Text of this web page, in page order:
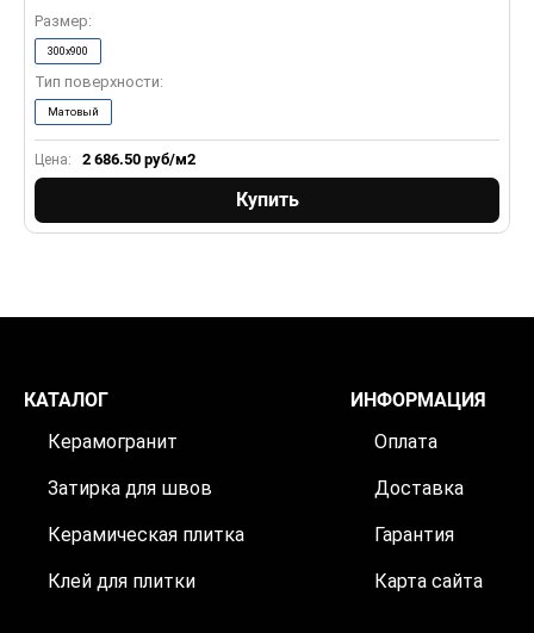
Цена: 2 686.50 руб/м2
Купить
Размер:
300x900
Тип поверхности:
Матовый
КАТАЛОГ
Керамогранит
Затирка для швов
Керамическая плитка
Клей для плитки
ИНФОРМАЦИЯ
Оплата
Доставка
Гарантия
Карта сайта